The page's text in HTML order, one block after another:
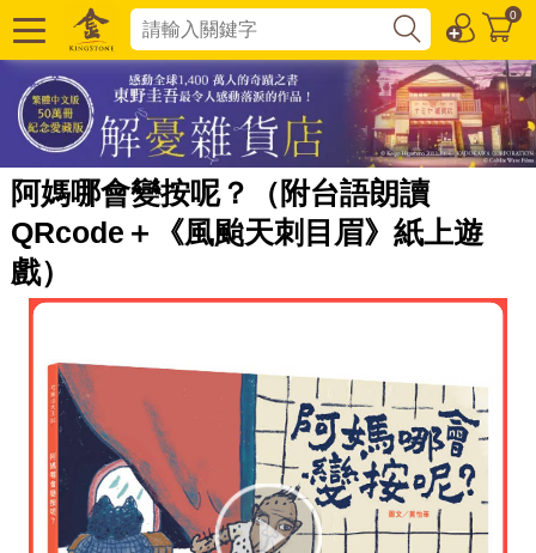
0
阿媽哪會變按呢？（附台語朗讀
QRcode＋《風颱天刺目眉》紙上遊
戲）